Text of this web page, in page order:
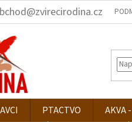
PTACTVO AKVA